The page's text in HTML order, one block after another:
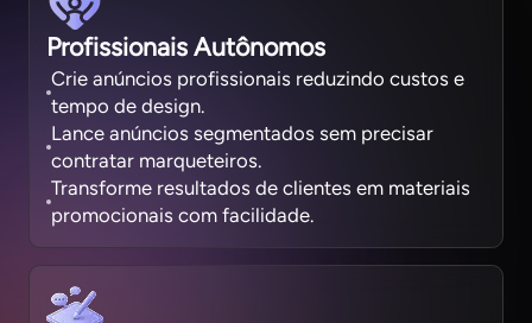
Profissionais Autônomos
Crie anúncios profissionais reduzindo custos e
tempo de design.
Lance anúncios segmentados sem precisar
contratar marqueteiros.
Transforme resultados de clientes em materiais
promocionais com facilidade.